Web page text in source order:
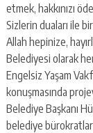
etmek, hakkınızı
Sizlerin duaları ile
Allah hepinize,
Belediyesi olarak
Engelsiz Yaşam
konuşmasında
Belediye Başkanı
belediye